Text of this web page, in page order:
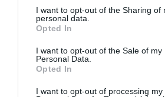
I want to opt-out of the Sharing of
personal data.
Opted In
I want to opt-out of the Sale of my
Personal Data.
Opted In
I want to opt-out of processing my
αλλάζουν, ο «Πορτοκαλής Ήλιος»
την γραμμή και μεταφέρθηκε σε
από τοΗράκλειο στην Ντία, πότε
Σαντορίνη, ενώ αργότερα η χάρη